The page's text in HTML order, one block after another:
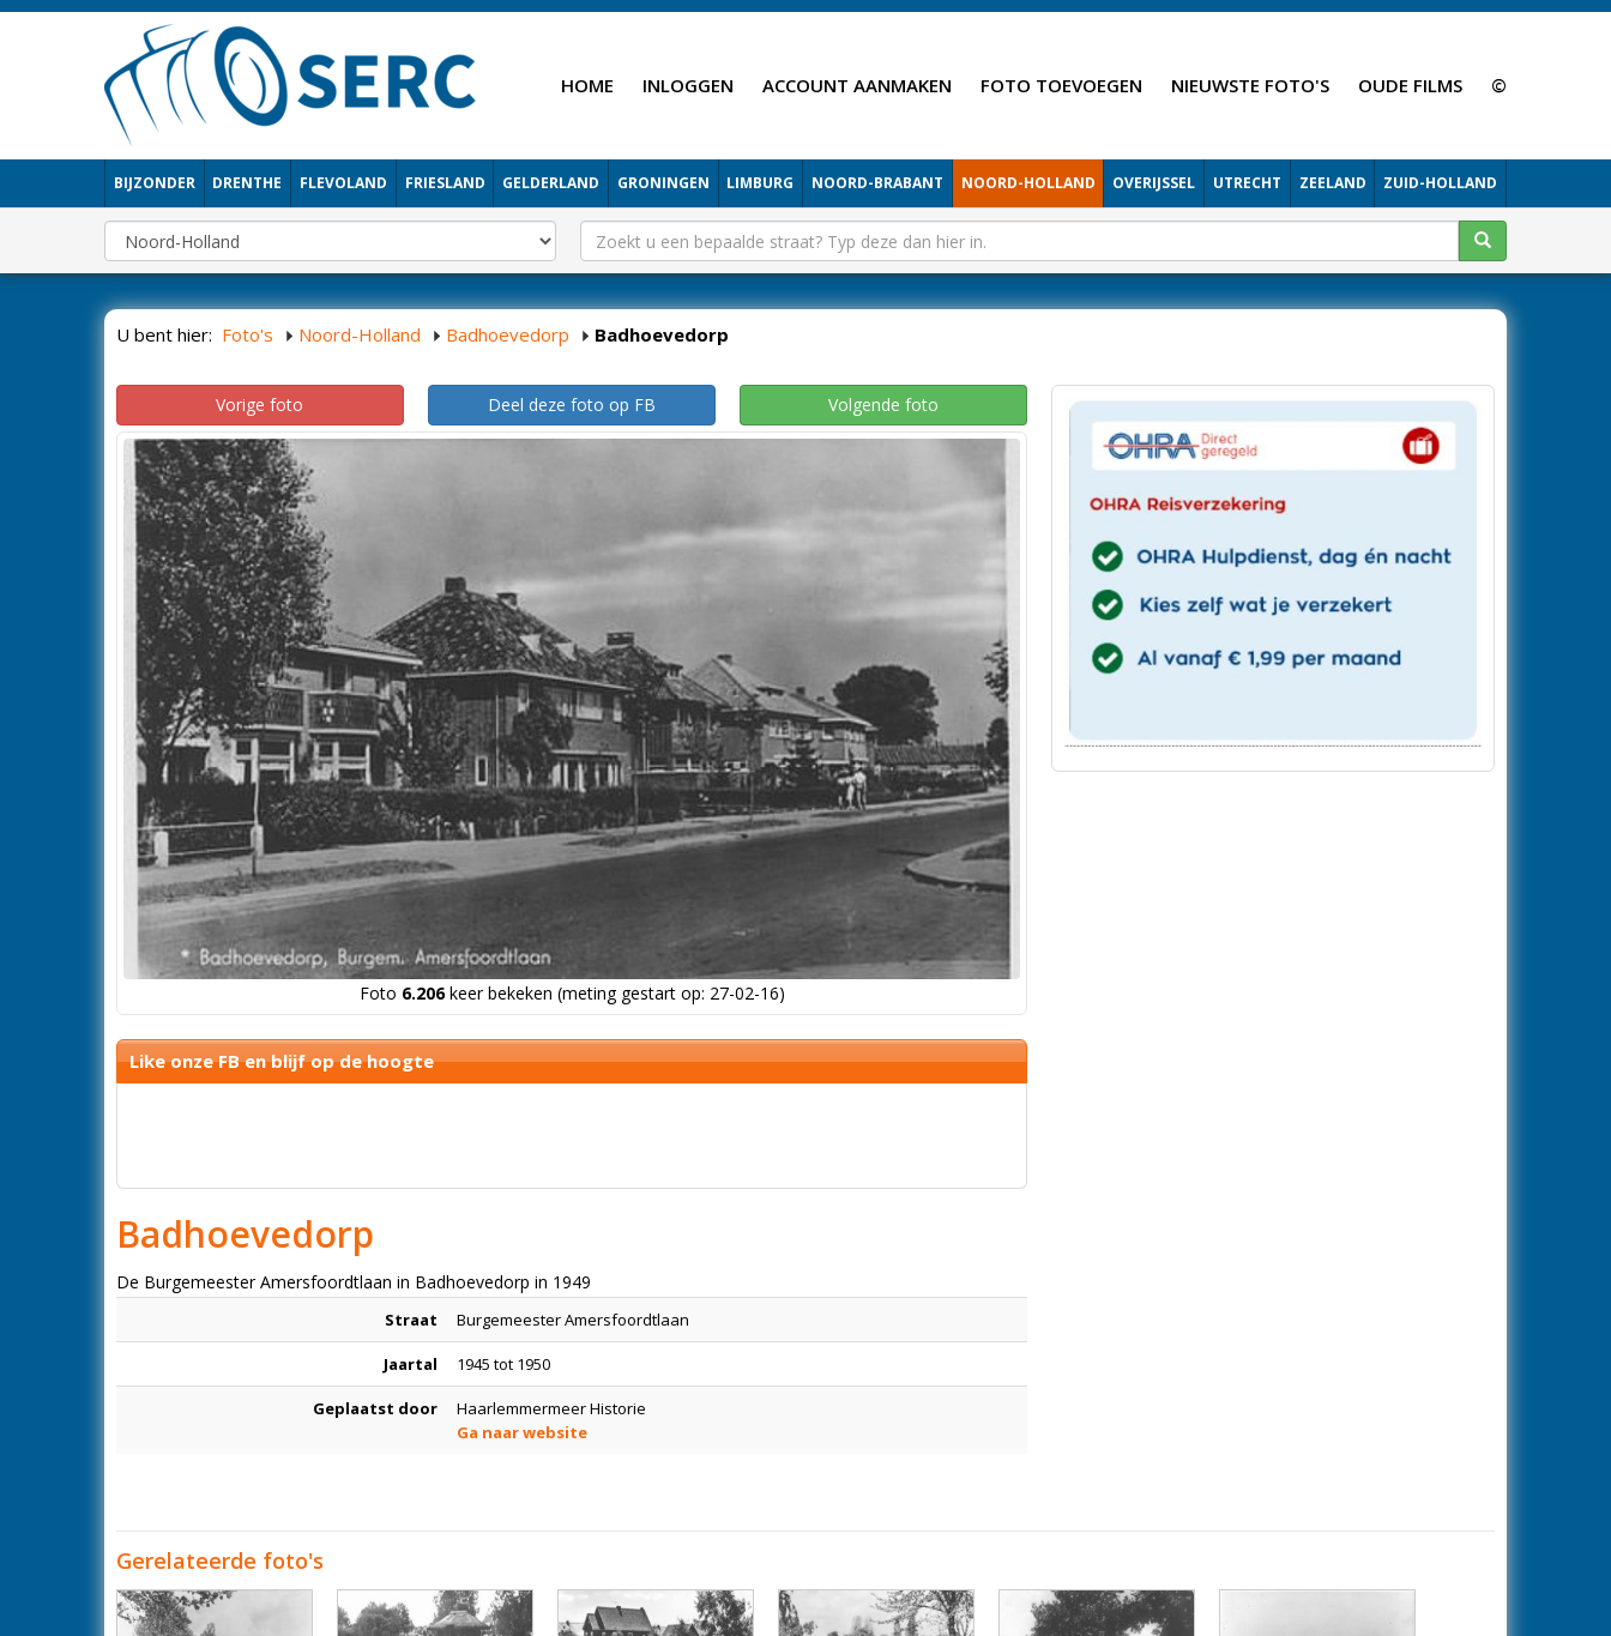
HOME INLOGGEN ACCOUNT AANMAKEN FOTO TOEVOEGEN NIEUWSTE FOTO'S OUDE FILMS ©
BIJZONDER DRENTHE FLEVOLAND FRIESLAND GELDERLAND GRONINGEN LIMBURG NOORD-BRABANT NOORD-HOLLAND OVERIJSSEL UTRECHT ZEELAND ZUID-HOLLAND
U bent hier: Foto's Noord-Holland Badhoevedorp Badhoevedorp
Vorige foto Deel deze foto op FB Volgende foto
Foto 6.206keer bekeken (meting gestart op: 27-02-16)
Like onze FB en blijf op de hoogte
Badhoevedorp
De Burgemeester Amersfoordtlaan in Badhoevedorp in 1949
Straat Burgemeester Amersfoordtlaan
Jaartal 1945 tot 1950
Geplaatst door
Haarlemmermeer Historie
Ga naar website
Gerelateerde foto's